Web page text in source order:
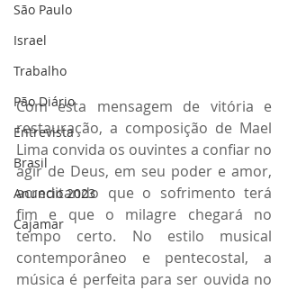
São Paulo
Israel
Trabalho
Pão Diário
Entrevista
Brasil
Anuncio 2023
Cajamar
Com esta mensagem de vitória e
restauração, a composição de Mael
Lima convida os ouvintes a confiar no
agir de Deus, em seu poder e amor,
acreditando que o sofrimento terá
fim e que o milagre chegará no
tempo certo. No estilo musical
contemporâneo e pentecostal, a
música é perfeita para ser ouvida no